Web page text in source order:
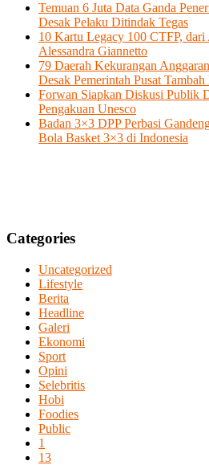
Temuan 6 Juta Data Ganda
Desak Pelaku Ditindak Tegas
10 Kartu Legacy 100 CTFP, dari
Alessandra Giannetto
79 Daerah Kekurangan
Desak Pemerintah Pusat
Forwan Siapkan Diskusi Publik
Pengakuan Unesco
Badan 3×3 DPP Perbasi
Bola Basket 3×3 di Indonesia
Categories
Uncategorized
Lifestyle
Berita
Headline
Galeri
Ekonomi
Sport
Opini
Selebritis
Hobi
Foodies
Public
1
13